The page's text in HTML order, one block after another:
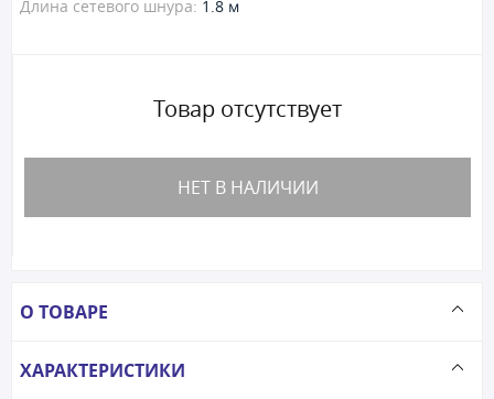
Длина сетевого шнура: 1.8 м
Товар отсутствует
НЕТ В НАЛИЧИИ
О ТОВАРЕ
ХАРАКТЕРИСТИКИ